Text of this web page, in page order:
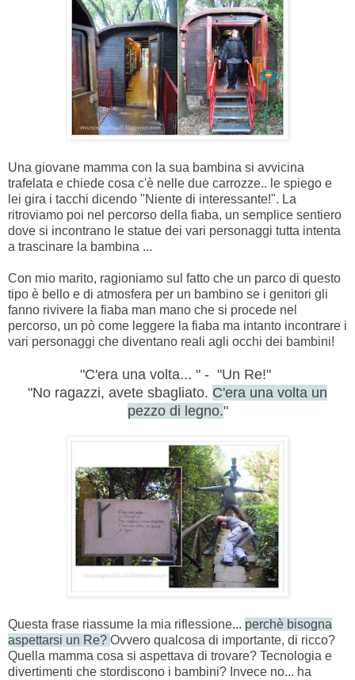
Una giovane mamma con la sua bambina si avvicina
trafelata e chiede cosa c'è nelle due carrozze.. le spiego e
lei gira i tacchi dicendo "Niente di interessante!". La
ritroviamo poi nel percorso della fiaba, un semplice sentiero
dove si incontrano le statue dei vari personaggi tutta intenta
a trascinare la bambina ...
Con mio marito, ragioniamo sul fatto che un parco di questo
tipo è bello e di atmosfera per un bambino se i genitori gli
fanno rivivere la fiaba man mano che si procede nel
percorso, un pò come leggere la fiaba ma intanto incontrare i
vari personaggi che diventano reali agli occhi dei bambini!
"C'era una volta... " - "Un Re!"
"No ragazzi, avete sbagliato. C'era una volta un
pezzo di legno."
Questa frase riassume la mia riflessione... perchè bisogna
aspettarsi un Re? Ovvero qualcosa di importante, di ricco?
Quella mamma cosa si aspettava di trovare? Tecnologia e
divertimenti che stordiscono i bambini? Invece no... ha